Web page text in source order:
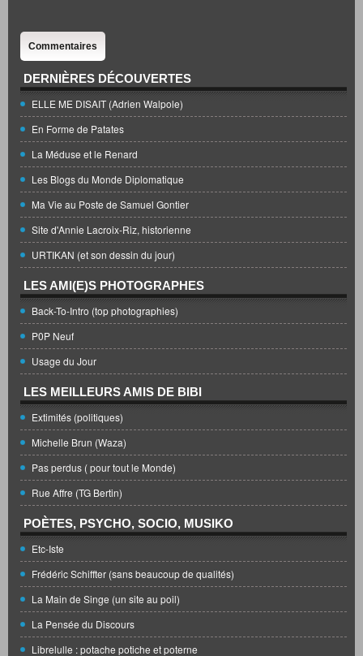
Commentaires
DERNIÈRES DÉCOUVERTES
ELLE ME DISAIT (Adrien Walpole)
En Forme de Patates
La Méduse et le Renard
Les Blogs du Monde Diplomatique
Ma Vie au Poste de Samuel Gontier
Site d'Annie Lacroix-Riz, historienne
URTIKAN (et son dessin du jour)
LES AMI(E)S PHOTOGRAPHES
Back-To-Intro (top photographies)
P0P Neuf
Usage du Jour
LES MEILLEURS AMIS DE BIBI
Extimités (politiques)
Michelle Brun (Waza)
Pas perdus ( pour tout le Monde)
Rue Affre (TG Bertin)
POÈTES, PSYCHO, SOCIO, MUSIKO
Etc-Iste
Frédéric Schiffter (sans beaucoup de qualités)
La Main de Singe (un site au poil)
La Pensée du Discours
Librelulle : potache potiche et poterne